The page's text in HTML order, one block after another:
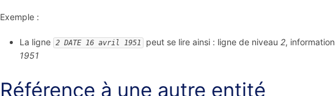
Exemple :
La ligne 2 DATE 16 avril 1951 peut se lire ainsi : ligne de niveau 2,
1951
Référence à une autre entité